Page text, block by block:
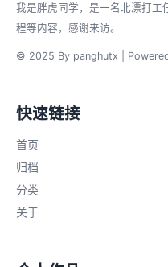
我是胖虎同学，是一名北漂打工
程等内容，感谢来访。
© 2025 By panghutx |
快速链接
首页
归档
分类
关于